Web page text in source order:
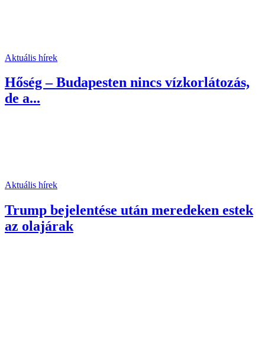
Aktuális hírek
Hőség – Budapesten nincs vízkorlátozás,
de a...
Aktuális hírek
Trump bejelentése után meredeken estek
az olajárak